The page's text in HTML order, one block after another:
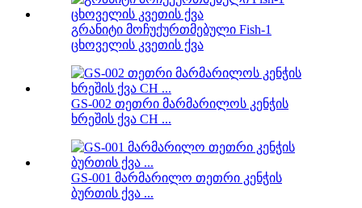
გრანიტი მოჩუქურთმებული Fish-1
ცხოველის კვეთის ქვა
GS-002 თეთრი მარმარილოს კენჭის
ხრეშის ქვა CH ...
GS-001 მარმარილო თეთრი კენჭის
ბურთის ქვა ...